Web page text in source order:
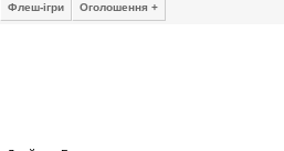
Флеш-ігри Оголошення +